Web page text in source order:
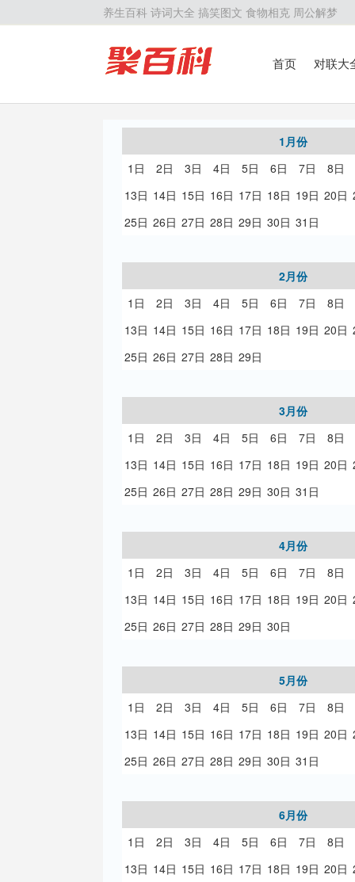
养生百科 诗词大全 搞笑图文 食物相克 周公解梦
首页
对联大
1月份
1日
2日 3日 4日 5日 6日 7日
8日
13日 14日 15日 16日 17日 18日 19日 20日
25日 26日 27日 28日 29日 30日 31日
2月份
1日
2日 3日 4日 5日 6日 7日
8日
13日 14日 15日 16日 17日 18日 19日 20日
25日 26日 27日 28日 29日
3月份
1日
2日 3日 4日 5日 6日 7日
8日
13日 14日 15日 16日 17日 18日 19日 20日
25日 26日 27日 28日 29日 30日 31日
4月份
1日
2日 3日 4日 5日 6日 7日
8日
13日 14日 15日 16日 17日 18日 19日 20日
25日 26日 27日 28日 29日 30日
5月份
1日
2日 3日 4日 5日 6日 7日
8日
13日 14日 15日 16日 17日 18日 19日 20日
25日 26日 27日 28日 29日 30日 31日
6月份
1日
2日 3日 4日 5日 6日 7日
8日
13日 14日 15日 16日 17日 18日 19日 20日